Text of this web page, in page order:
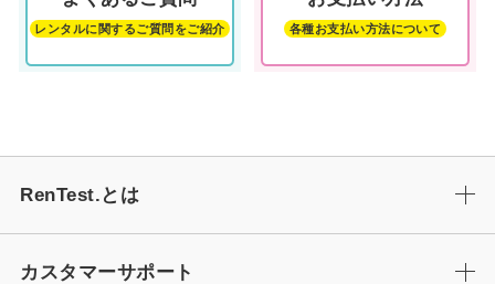
レンタルに関するご質問をご紹介 各種お支払い方法について
RenTest.とは
カスタマーサポート